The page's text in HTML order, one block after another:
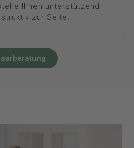
Ihnen unterstützend
zur Seite.